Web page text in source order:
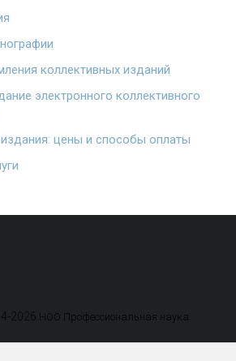
коллективных изданий
электронного коллективного
цены и способы оплаты
2026 НОО Профессиональная наука